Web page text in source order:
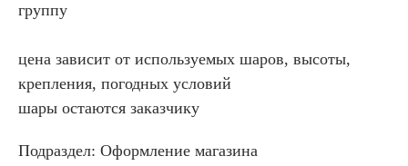
группу
цена зависит от используемых шаров, высоты,
крепления, погодных условий
шары остаются заказчику
Подраздел: Оформление магазина